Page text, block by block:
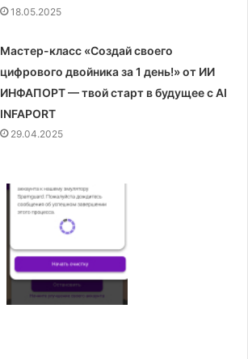
18.05.2025
Мастер-класс «Создай своего
цифрового двойника за 1 день!» от ИИ
ИНФАПОРТ — твой старт в будущее с AI
INFAPORT
29.04.2025